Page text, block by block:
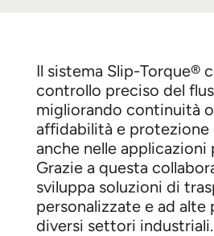
Il sistema Slip-Torque®
controllo preciso del
migliorando continuità
affidabilità e
anche nelle applicazioni
Grazie a questa
sviluppa soluzioni di
personalizzate e ad alte
diversi settori industriali.